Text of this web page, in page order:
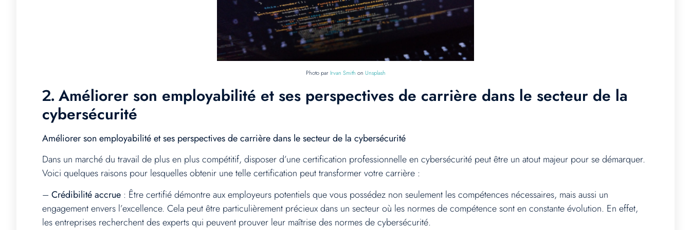
Photo par Irvan Smith on Unsplash
2. Améliorer son employabilité et ses perspectives de carrière dans le secteur de la
cybersécurité
Améliorer son employabilité et ses perspectives de carrière dans le secteur de la cybersécurité
Dans un marché du travail de plus en plus compétitif, disposer d’une certification professionnelle en cybersécurité peut être un atout majeur pour se démarquer.
Voici quelques raisons pour lesquelles obtenir une telle certification peut transformer votre carrière :
– Crédibilité accrue : Être certifié démontre aux employeurs potentiels que vous possédez non seulement les compétences nécessaires, mais aussi un
engagement envers l’excellence. Cela peut être particulièrement précieux dans un secteur où les normes de compétence sont en constante évolution. En effet,
les entreprises recherchent des experts qui peuvent prouver leur maîtrise des normes de cybersécurité.